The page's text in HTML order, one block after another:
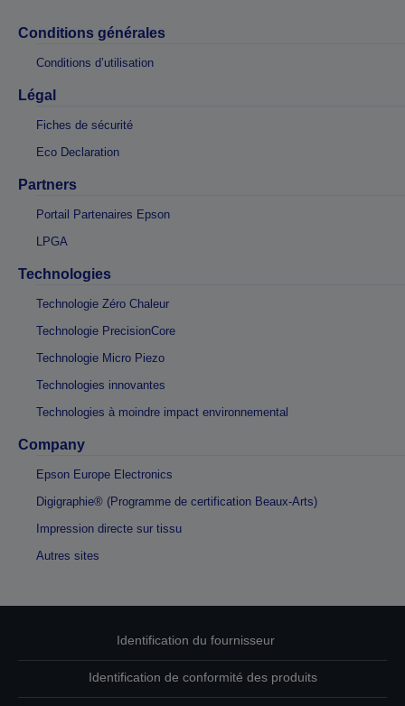
Conditions générales
Conditions d’utilisation
Légal
Fiches de sécurité
Eco Declaration
Partners
Portail Partenaires Epson
LPGA
Technologies
Technologie Zéro Chaleur
Technologie PrecisionCore
Technologie Micro Piezo
Technologies innovantes
Technologies à moindre impact environnemental
Company
Epson Europe Electronics
Digigraphie® (Programme de certification Beaux-Arts)
Impression directe sur tissu
Autres sites
Identification du fournisseur
Identification de conformité des produits